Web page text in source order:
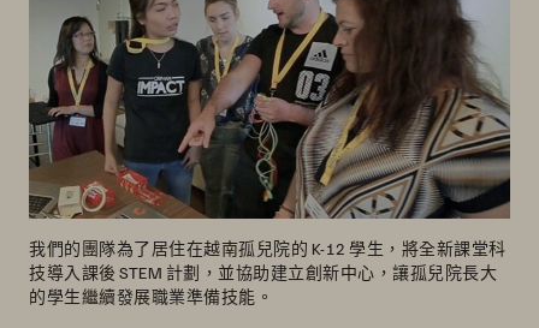
我們的團隊為了居住在越南孤兒院的 K-12 學生，將全新課堂科
技導入課後 STEM 計劃，並協助建立創新中心，讓孤兒院長大
的學生繼續發展職業準備技能。